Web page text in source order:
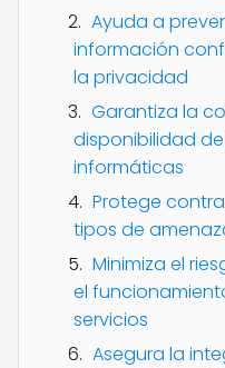
Ayuda a
información
la privacidad
Garantiza la
disponibilidad
informáticas
Protege
tipos de
Minimiza el
el
servicios
Asegura la